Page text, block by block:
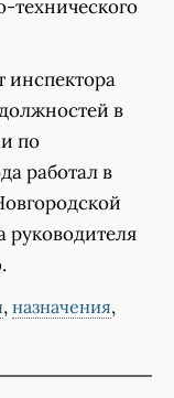
технического
инспектора
в
по
работал в
, назначения,